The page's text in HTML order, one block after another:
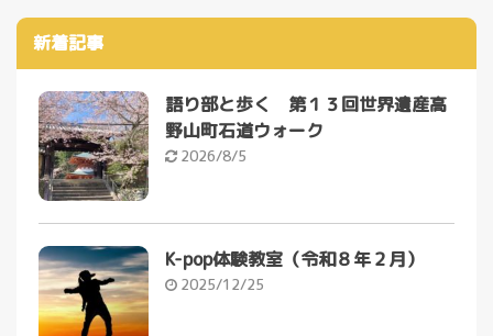
新着記事
語り部と歩く 第１３回世界遺産高
野山町石道ウォーク
2026/8/5
K-pop体験教室（令和８年２月）
2025/12/25